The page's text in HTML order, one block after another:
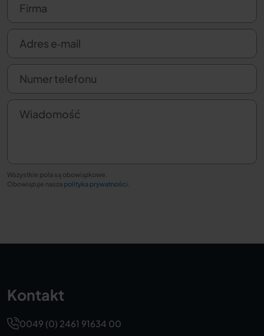
Firma
Adres e‑mail
Numer telefonu
Wiadomość
Wszystkie pola są obowiązkowe.
Obowiązuje nasza polityka prywatności
Kontakt
0049 (0) 2461 91634 00